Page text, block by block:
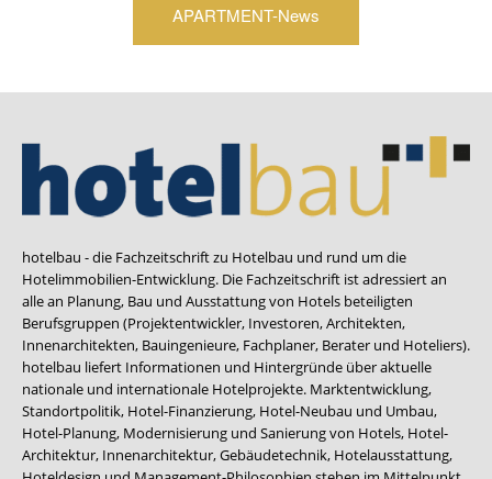
APARTMENT-News
hotelbau - die Fachzeitschrift zu Hotelbau und rund um die
Hotelimmobilien-Entwicklung. Die Fachzeitschrift ist adressiert an
alle an Planung, Bau und Ausstattung von Hotels beteiligten
Berufsgruppen (Projektentwickler, Investoren, Architekten,
Innenarchitekten, Bauingenieure, Fachplaner, Berater und Hoteliers).
hotelbau liefert Informationen und Hintergründe über aktuelle
nationale und internationale Hotelprojekte. Marktentwicklung,
Standortpolitik, Hotel-Finanzierung, Hotel-Neubau und Umbau,
Hotel-Planung, Modernisierung und Sanierung von Hotels, Hotel-
Architektur, Innenarchitektur, Gebäudetechnik, Hotelausstattung,